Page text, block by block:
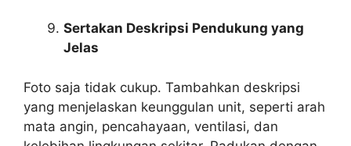
Sertakan Deskripsi Pendukung yang
Jelas
Foto saja tidak cukup. Tambahkan deskripsi
yang menjelaskan keunggulan unit, seperti arah
mata angin, pencahayaan, ventilasi, dan